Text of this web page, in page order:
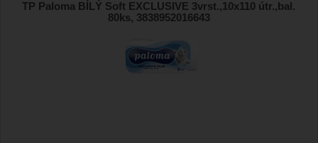
TP Paloma BÍLÝ Soft EXCLUSIVE 3vrst.,10x110 útr.,bal.
80ks, 3838952016643